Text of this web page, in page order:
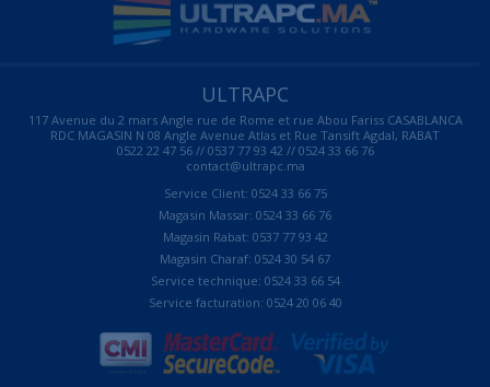
ULTRAPC
117 Avenue du 2 mars Angle rue de Rome et rue Abou Fariss CASABLANCA
RDC MAGASIN N 08 Angle Avenue Atlas et Rue Tansift Agdal, RABAT
0522 22 47 56 // 0537 77 93 42 // 0524 33 66 76
contact@ultrapc.ma
Service Client: 0524 33 66 75
Magasin Massar: 0524 33 66 76
Magasin Rabat: 0537 77 93 42
Magasin Charaf: 0524 30 54 67
Service technique: 0524 33 66 54
Service facturation: 0524 20 06 40